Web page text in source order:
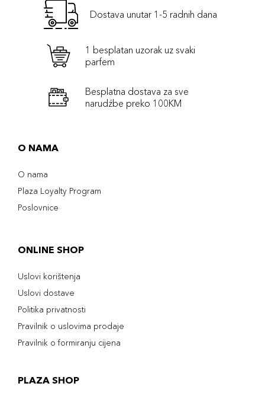
Dostava unutar 1-5 radnih dana
1 besplatan uzorak uz svaki
parfem
Besplatna dostava za sve
narudźbe preko 100KM
O NAMA
O nama
Plaza Loyalty Program
Poslovnice
ONLINE SHOP
Uslovi korištenja
Uslovi dostave
Politika privatnosti
Pravilnik o uslovima prodaje
Pravilnik o formiranju cijena
PLAZA SHOP